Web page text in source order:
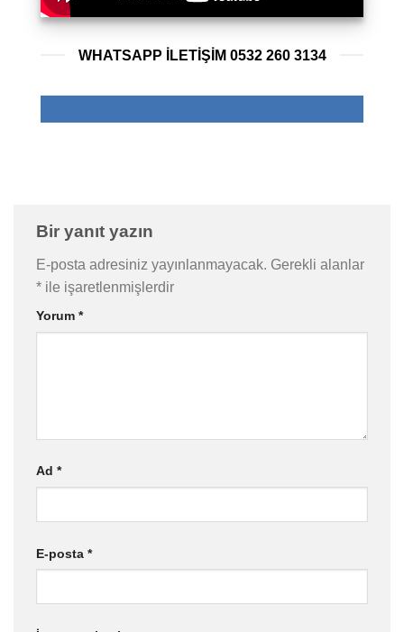
WHATSAPP ILETIŞIM 0532 260 3134
Bir yanıt yazın
E-posta adresiniz yayınlanmayacak. Gerekli alanlar
* ile işaretlenmişlerdir
Yorum *
Ad *
E-posta *